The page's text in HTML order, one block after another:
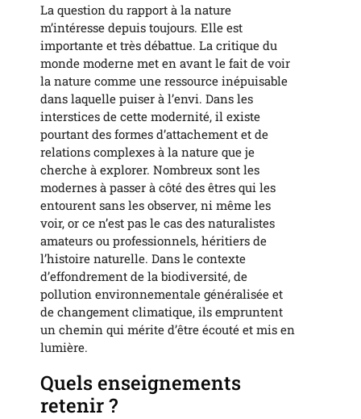
La question du rapport à la nature
m’intéresse depuis toujours. Elle est
importante et très débattue. La critique du
monde moderne met en avant le fait de voir
la nature comme une ressource inépuisable
dans laquelle puiser à l’envi. Dans les
interstices de cette modernité, il existe
pourtant des formes d’attachement et de
relations complexes à la nature que je
cherche à explorer. Nombreux sont les
modernes à passer à côté des êtres qui les
entourent sans les observer, ni même les
voir, or ce n’est pas le cas des naturalistes
amateurs ou professionnels, héritiers de
l’histoire naturelle. Dans le contexte
d’effondrement de la biodiversité, de
pollution environnementale généralisée et
de changement climatique, ils empruntent
un chemin qui mérite d’être écouté et mis en
lumière.
Quels enseignements
retenir ?